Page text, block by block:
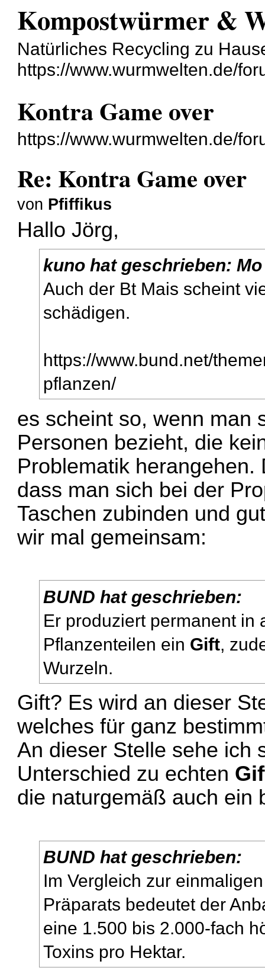
Kompostwürmer &
Natürliches Recycling zu
https://www.wurmwelten.de/
Kontra Game over
https://www.wurmwelten.de/
Re: Kontra Game over
von Pfiffikus
Hallo Jörg,
kuno hat geschrieben:
Auch der Bt Mais scheint
schädigen.
https://www.bund.net/
pflanzen/
es scheint so, wenn man
Personen bezieht, die
Problematik
dass man sich bei der
Taschen zubinden und
wir mal gemeinsam:
BUND hat geschrieben:
Er produziert permanent in
Pflanzenteilen ein Gift,
Wurzeln.
Gift? Es wird an dieser
welches für ganz
An dieser Stelle sehe ich
Unterschied zu echten
die naturgemäß auch ein
BUND hat geschrieben:
Im Vergleich zur
Präparats bedeutet der
eine 1.500 bis 2.000-fach
Toxins pro Hektar.